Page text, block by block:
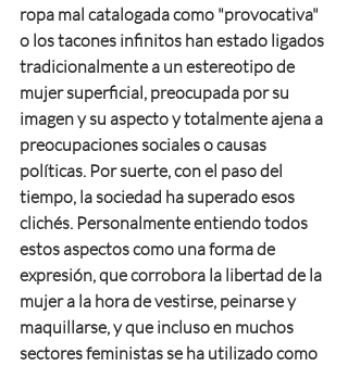
ropa mal catalogada como "provocativa"
o los tacones infinitos han estado ligados
tradicionalmente a un estereotipo de
mujer superficial, preocupada por su
imagen y su aspecto y totalmente ajena a
preocupaciones sociales o causas
políticas. Por suerte, con el paso del
tiempo, la sociedad ha superado esos
clichés. Personalmente entiendo todos
estos aspectos como una forma de
expresión, que corrobora la libertad de la
mujer a la hora de vestirse, peinarse y
maquillarse, y que incluso en muchos
sectores feministas se ha utilizado como